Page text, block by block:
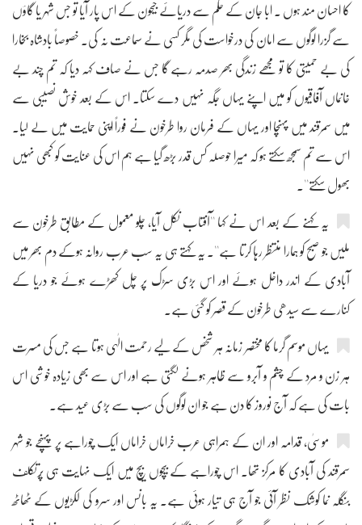
کا احسان مند ہوں ۔ ابا جان کے حکم سے دریائے جیحون کے اس پار آیا تو جس شہر یا گاؤں
سے گزرا لوگوں سے امان کی درخواست کی مگر کسی نے سماعت نہ کی۔ خصوصاً بادشاہ بخارا
کی بے حمیتی کا تو مجھے زندگی بھر صدمہ رہے گا جس نے صاف کہہ دیا کہ تم چند بے
خانماں آفاقیوں کو میں اپنے یہاں جگہ نہیں دے سکتا۔ اس کے بعد خوش نصیبی سے
میں سمرقند میں پہنچا اور یہاں کے فرمان روا طرخون نے فوراً اپنی حمایت میں لے لیا۔
اس سے تم سمجھ سکتے ہو کہ میرا حوصلہ کس قدر بڑھ گیا ہے ہم اس کی عنایت کو کبھی نہیں
بھول سکتے''۔
یہ کہنے کے بعد اس نے کہا ''آفتاب نکل آیا، چلو معمول کے مطابق طرخون سے
ملیں جو صبح کو ہمارا منتظر رہا کرتا ہے''۔ یہ کہتے ہی یہ سب عرب روانہ ہوکے دم بھر میں
آبادی کے اندر داخل ہوئے اور اس بڑی سڑک پر چل کھڑے ہوئے جو دریا کے
کنارے سے سیدھی طرخون کے قصر کو گئی ہے۔
یہاں موسم گرما کا مختصر زمانہ ہر شخص کے لیے رحمت الٰہی ہوتا ہے جس کی مسرت
ہر زن و مرد کے چشم و آبرو سے ظاہر ہونے لگتی ہے اور اس سے بھی زیادہ خوشی اس
بات کی ہے کہ آج نوروز کا دن ہے جو ان لوگوں کی سب سے بڑی عید ہے۔
موسیٰ، قدامہ اور ان کے ہمراہی عرب خراماں خراماں ایک چوراہے پر پہنچے جو شہر
سمرقند کی آبادی کا مرکز تھا۔ اس چوراہے کے بیچوں بیچ میں ایک نہایت ہی پُرتکلف
بنگلہ نما کوشک نظر آئی جو آج ہی تیار ہوئی ہے۔ یہ بانس اور سرو کی لکڑیوں کے ٹھاٹھ